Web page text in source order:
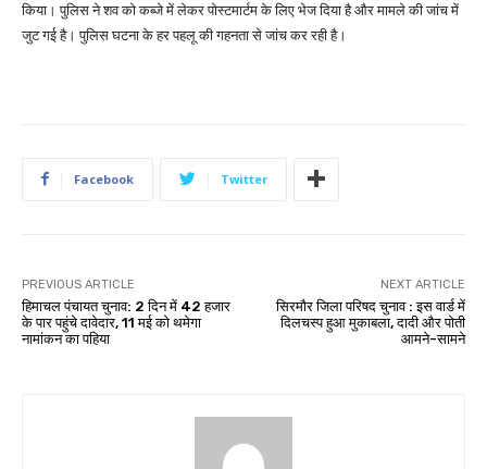
किया। पुलिस ने शव को कब्जे में लेकर पोस्टमार्टम के लिए भेज दिया है और मामले की जांच में
जुट गई है। पुलिस घटना के हर पहलू की गहनता से जांच कर रही है।
Facebook Twitter
PREVIOUS ARTICLE
हिमाचल पंचायत चुनाव: 2 दिन में 42 हजार
के पार पहुंचे दावेदार, 11 मई को थमेगा
नामांकन का पहिया
NEXT ARTICLE
सिरमौर जिला परिषद चुनाव : इस वार्ड में
दिलचस्प हुआ मुकाबला, दादी और पोती
आमने-सामने